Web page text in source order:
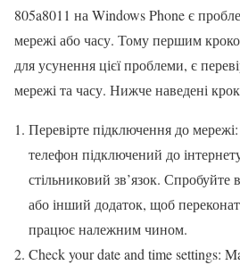
805a8011 на Windows Phone є
мережі або часу. Тому першим
для усунення цієї проблеми, є
мережі та часу. Нижче наведені
Перевірте підключення до
телефон підключений до
стільниковий зв’язок. Спробуйте
або інший додаток, щоб
працює належним чином.
Check your date and time settings: